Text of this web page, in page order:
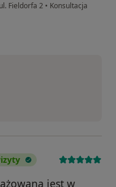
Fieldorfa 2 • Konsultacja
jest w